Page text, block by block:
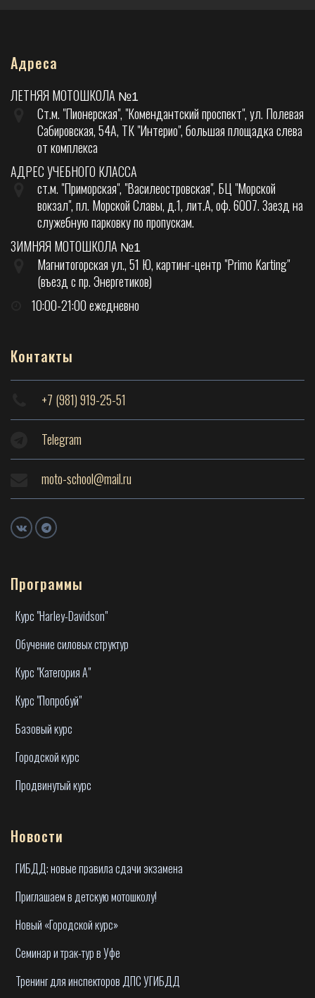
Адреса
ЛЕТНЯЯ МОТОШКОЛА №1
Ст.м. "Пионерская", "Комендантский проспект", ул. Полевая
Сабировская, 54А, ТК "Интерио", большая площадка слева
от комплекса
АДРЕС УЧЕБНОГО КЛАССА
ст.м. "Приморская", "Василеостровская", БЦ "Морской
вокзал", пл. Морской Славы, д.1, лит.А, оф. 6007. Заезд на
служебную парковку по пропускам.
ЗИМНЯЯ МОТОШКОЛА №1
Магнитогорская ул., 51 Ю, картинг-центр "Primo Karting"
(въезд с пр. Энергетиков)
10:00-21:00 ежедневно
Контакты
+7 (981) 919-25-51
Telegram
moto-school@mail.ru
Программы
Курс "Harley-Davidson"
Обучение силовых структур
Курс "Категория А"
Курс "Попробуй"
Базовый курс
Городской курс
Продвинутый курс
Новости
ГИБДД: новые правила сдачи экзамена
Приглашаем в детскую мотошколу!
Новый «Городской курс»
Семинар и трак-тур в Уфе
Тренинг для инспекторов ДПС УГИБДД